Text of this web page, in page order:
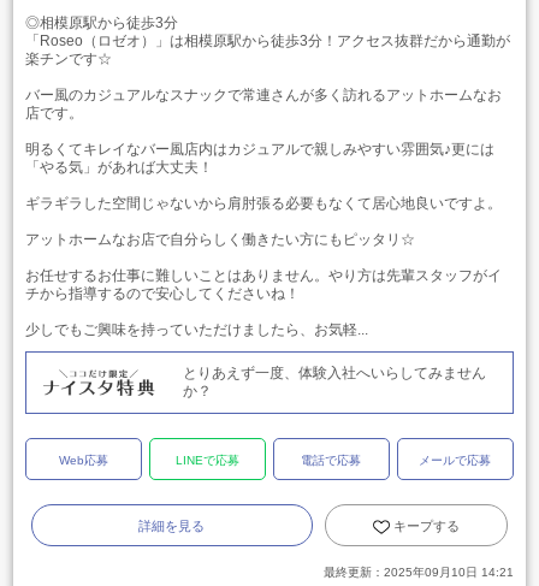
◎相模原駅から徒歩3分
「Roseo（ロゼオ）」は相模原駅から徒歩3分！アクセス抜群だから通勤が
楽チンです☆
バー風のカジュアルなスナックで常連さんが多く訪れるアットホームなお
店です。
明るくてキレイなバー風店内はカジュアルで親しみやすい雰囲気♪更には
「やる気」があれば大丈夫！
ギラギラした空間じゃないから肩肘張る必要もなくて居心地良いですよ。
アットホームなお店で自分らしく働きたい方にもピッタリ☆
お任せするお仕事に難しいことはありません。やり方は先輩スタッフがイ
チから指導するので安心してくださいね！
少しでもご興味を持っていただけましたら、お気軽...
とりあえず一度、体験入社へいらしてみません
か？
Web応募 LINEで応募 電話で応募 メールで応募
詳細を見る キープする
最終更新： 2025年09月10日 14:21